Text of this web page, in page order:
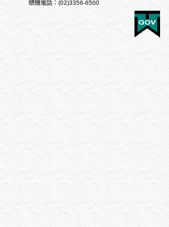
1號 總機電話：(02)3356-6500